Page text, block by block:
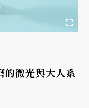
的微光與大人系